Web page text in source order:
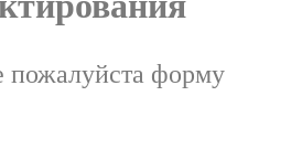
пожалуйста форму